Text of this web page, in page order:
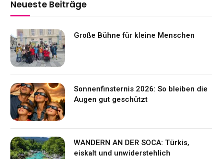
Neueste Beiträge
Große Bühne für kleine Menschen
Sonnenfinsternis 2026: So bleiben die
Augen gut geschützt
WANDERN AN DER SOCA: Türkis,
eiskalt und unwiderstehlich